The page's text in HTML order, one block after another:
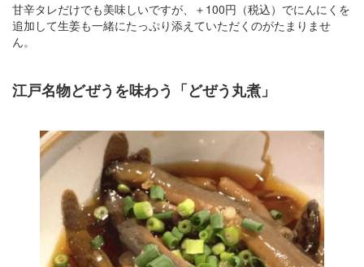
甘辛タレだけでも美味しいですが、＋100円（税込）でにんにくを
追加して生姜も一緒にたっぷり添えていただくのがたまりませ
ん。
江戸名物どぜうを味わう「どぜう丸煮」